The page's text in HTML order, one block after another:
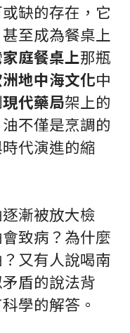
缺的存在，它
至成為餐桌上
庭餐桌上那瓶
地中海文化中
現代藥局架上的
不僅是烹調的
代演進的縮
漸被放大檢
致病？為什麼
又有人說喝南
盾的說法背
學的解答。